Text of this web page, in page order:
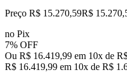
Preço R$ 15.270,59R$ 15.270,
no Pix
7% OFF
Ou R$ 16.419,99 em 10x de
R$ 16.419,99 em 10x de R$